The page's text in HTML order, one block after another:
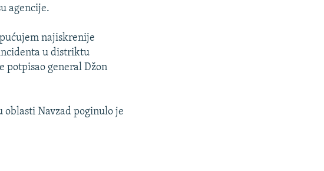
agencije.
najiskrenije
u distriktu
potpisao general Džon
Navzad poginulo je